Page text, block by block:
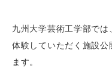
九州大学芸術工学部で
体験していただく施設
ます。